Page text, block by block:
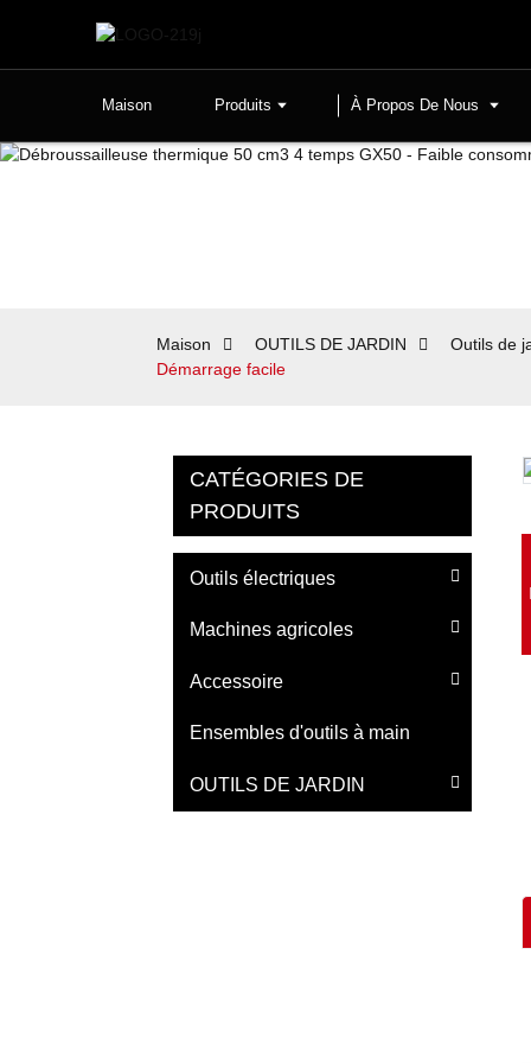
Maison Produits À Propos De Nous
Maison OUTILS DE JARDIN Outils de
Démarrage facile
CATÉGORIES DE
PRODUITS
Outils électriques
Machines agricoles
Accessoire
Ensembles d'outils à main
OUTILS DE JARDIN